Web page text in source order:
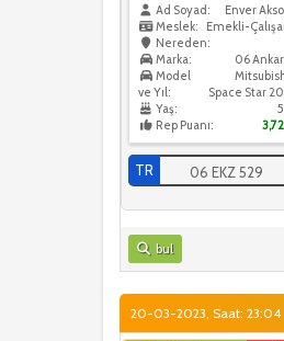
Ad Soyad:
Enver
Meslek:
Emekli-
Nereden:
06
Marka:
Model
ve Yıl:
Space Star
Yaş:
Rep Puanı:
TR 06 EKZ 529
bul
20-03-2023, Saat: 23:04